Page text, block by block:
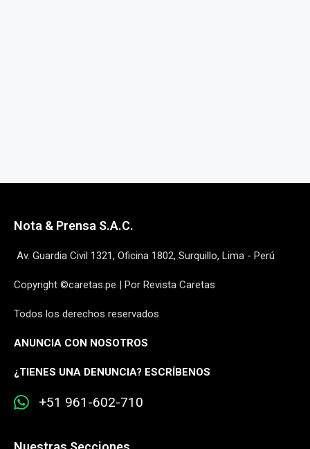
Nota & Prensa S.A.C.
Av. Guardia Civil 1321, Oficina 1802, Surquillo, Lima - Perú
Copyright ©caretas.pe | Por Revista Caretas
Todos los derechos reservados
ANUNCIA CON NOSOTROS
¿TIENES UNA DENUNCIA? ESCRÍBENOS
+51 961-602-710